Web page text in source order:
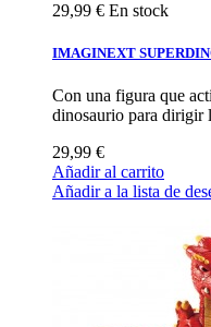
29,99 € En stock
IMAGINEXT
Con una figura que
dinosaurio para dirigir
29,99 €
Añadir al carrito
Añadir a la lista de